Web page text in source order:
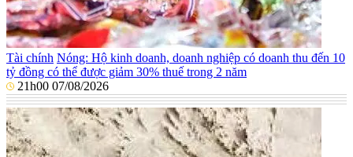
Tài chính Nóng: Hộ kinh doanh, doanh nghiệp có doanh thu đến 10
tỷ đồng có thể được giảm 30% thuế trong 2 năm
21h00 07/08/2026